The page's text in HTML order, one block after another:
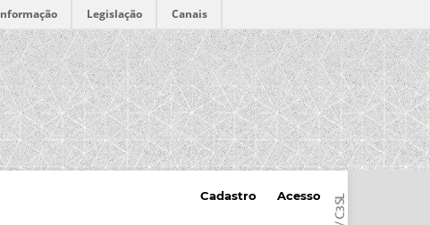
Legislação Canais
Cadastro Acesso